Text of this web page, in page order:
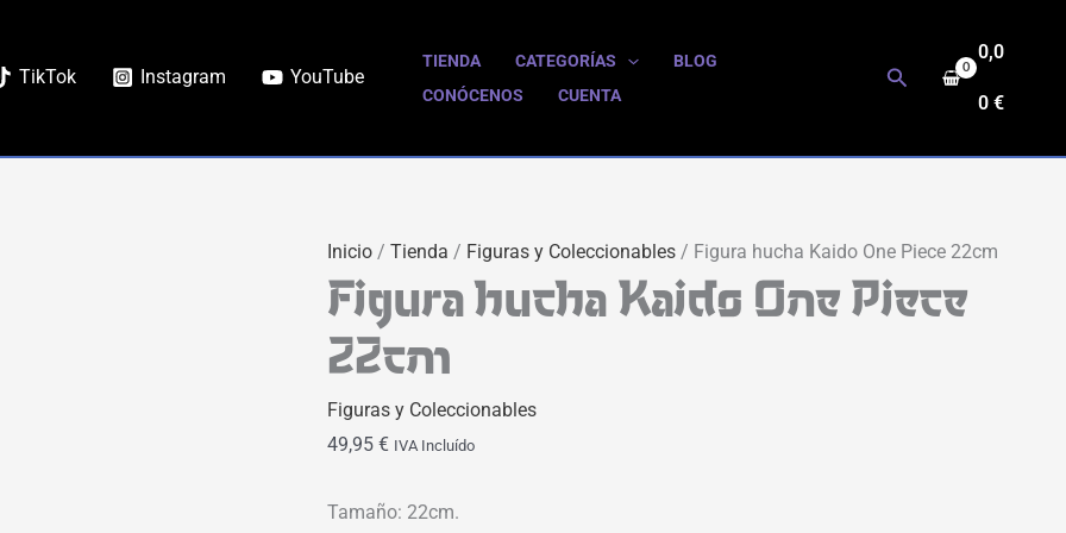
TikTok Instagram YouTube
TIENDA CATEGORÍAS
BLOG
CONÓCENOS
CUENTA
Buscar
0,0
0€
Inicio /Tienda / Figuras y Coleccionables / Figura hucha Kaido One Piece 22cm
Figura hucha Kaido One Piece
22cm
Figuras y Coleccionables
49,95€ IVA Incluído
Tamaño: 22cm.